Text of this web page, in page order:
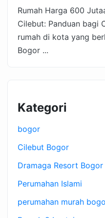
Rumah Harga 600
Cilebut: Panduan bagi
rumah di kota yang
Bogor ...
Kategori
bogor
Cilebut Bogor
Dramaga Resort Bogor
Perumahan Islami
perumahan murah